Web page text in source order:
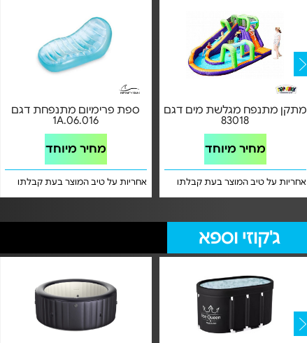
ספת פרימיום מתנפחת דגם
1A.06.016
מחיר מיוחד
אחריות על טיב המוצר בעת קבלתו
מתקן מתנפח מגלשת מים דגם
83018
מחיר מיוחד
אחריות על טיב המוצר בעת קבלתו
ג'קוזי וספא